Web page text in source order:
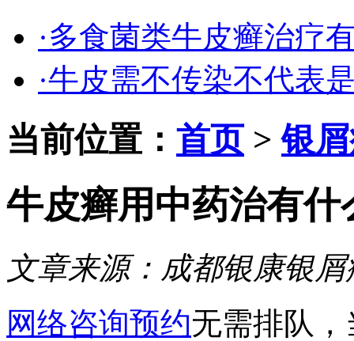
·多食菌类牛皮癣治疗
·牛皮需不传染不代表
当前位置： 首页>银
牛皮癣用中药治有什
文章来源： 成都银康银
网络咨询预约无需排队